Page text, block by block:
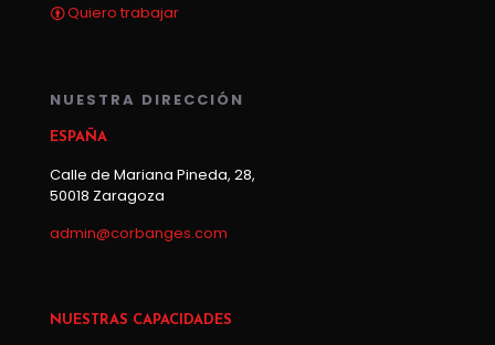
Quiero trabajar
NUESTRA DIRECCIÓN
ESPAÑA
Calle de Mariana Pineda, 28,
50018 Zaragoza
admin@corbanges.com
NUESTRAS CAPACIDADES